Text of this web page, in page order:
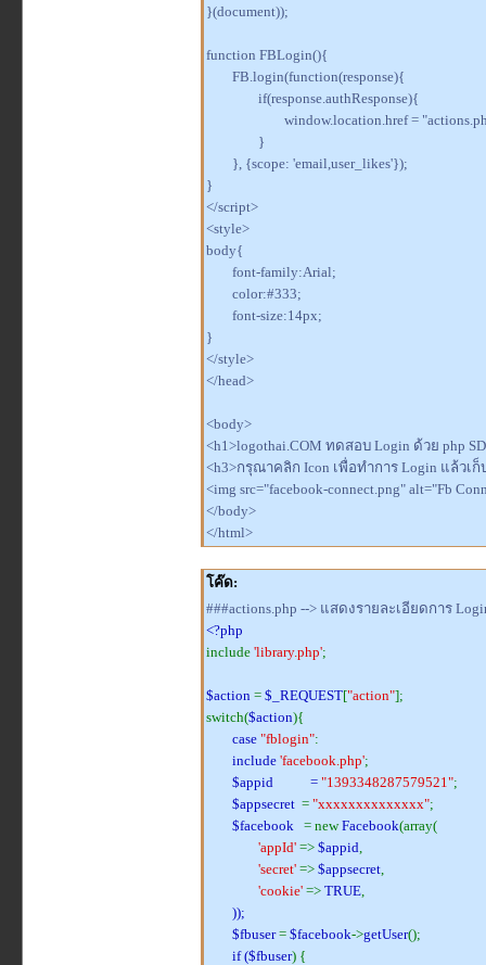
}(document));
function FBLogin(){
FB.login(function(response){
if(response.authResponse){
window.location.href =
}
}, {scope: 'email,user_likes'});
}
</script>
<style>
body{
font-family:Arial;
color:#333;
font-size:14px;
}
</style>
</head>
<body>
<h1>logothai.COM ทดสอบ Login ด้วย php
<h3>กรุณาคลิก Icon เพื่อทำการ Login แล้วเ
<img src="facebook-connect.png" alt="Fb
</body>
</html>
โค๊ด:
###actions.php --> แสดงรายละเอียดการ
<?php
include 'library.php';
$action = $_REQUEST["action"];
switch($action){
case "fblogin":
include 'facebook.php';
$appid
= "1393348287579521";
$appsecret = "xxxxxxxxxxxxxx";
$facebook = newFacebook(array(
'appId' => $appid
'secret' => $appsecret,
'cookie' => TRUE,
));
$fbuser= $facebook->getUser();
if ($fbuser) {